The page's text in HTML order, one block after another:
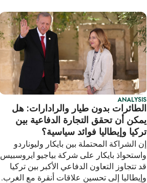
ANALYSIS
الطائرات بدون طيار والرادارات: هل
يمكن أن تحقق التجارة الدفاعية بين
تركيا وإيطاليا فوائد سياسية؟
إن الشراكة المحتملة بين بايكار وليوناردو
واستحواذ بايكار على شركة بياجيو ايروسبيس
قد تتجاوز التعاون الدفاعي الأكبر بين تركيا
وإيطاليا إلى تحسين علاقات أنقرة مع الغرب.